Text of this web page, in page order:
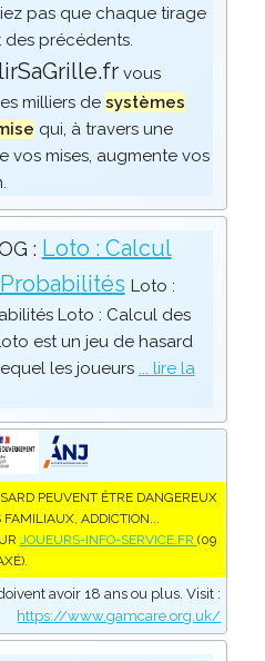
pas que chaque tirage
précédents.
vous
milliers de systèmes
qui, à travers une
vos mises, augmente vos
: Loto : Calcul
Loto :
Loto : Calcul des
est un jeu de hasard
les joueurs ... lire la
PEUVENT ÊTRE DANGEREUX
FAMILIAUX, ADDICTION...
JOUEURS-INFO-SERVICE.FR (09
avoir 18 ans ou plus. Visit :
https://www.gamcare.org.uk/